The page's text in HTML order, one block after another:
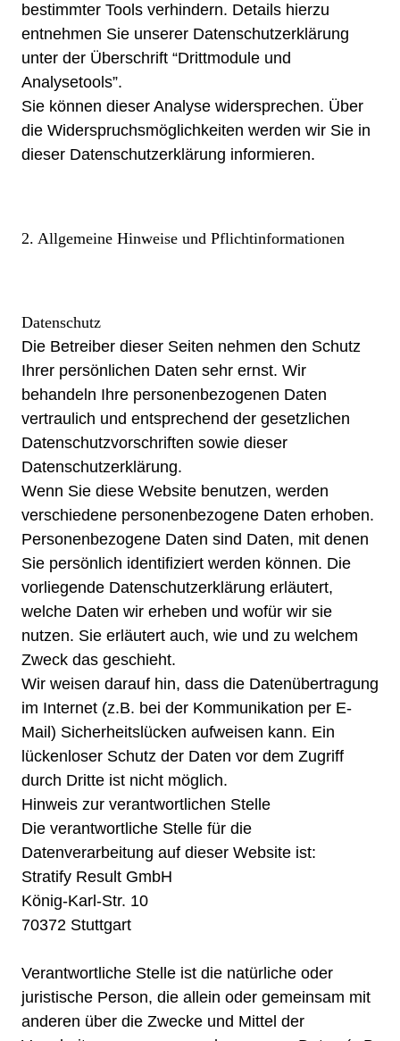
bestimmter Tools verhindern. Details hierzu
entnehmen Sie unserer Datenschutzerklärung
unter der Überschrift “Drittmodule und
Analysetools”.
Sie können dieser Analyse widersprechen. Über
die Widerspruchsmöglichkeiten werden wir Sie in
dieser Datenschutzerklärung informieren.
2. Allgemeine Hinweise und Pflichtinformationen
Datenschutz
Die Betreiber dieser Seiten nehmen den Schutz
Ihrer persönlichen Daten sehr ernst. Wir
behandeln Ihre personenbezogenen Daten
vertraulich und entsprechend der gesetzlichen
Datenschutzvorschriften sowie dieser
Datenschutzerklärung.
Wenn Sie diese Website benutzen, werden
verschiedene personenbezogene Daten erhoben.
Personenbezogene Daten sind Daten, mit denen
Sie persönlich identifiziert werden können. Die
vorliegende Datenschutzerklärung erläutert,
welche Daten wir erheben und wofür wir sie
nutzen. Sie erläutert auch, wie und zu welchem
Zweck das geschieht.
Wir weisen darauf hin, dass die Datenübertragung
im Internet (z.B. bei der Kommunikation per E-
Mail) Sicherheitslücken aufweisen kann. Ein
lückenloser Schutz der Daten vor dem Zugriff
durch Dritte ist nicht möglich.
Hinweis zur verantwortlichen Stelle
Die verantwortliche Stelle für die
Datenverarbeitung auf dieser Website ist:
Stratify Result GmbH
König-Karl-Str. 10
70372 Stuttgart
Verantwortliche Stelle ist die natürliche oder
juristische Person, die allein oder gemeinsam mit
anderen über die Zwecke und Mittel der